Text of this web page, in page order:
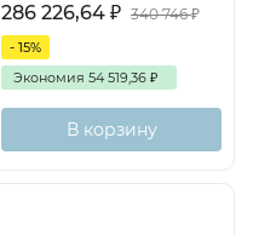
286 226,64 ₽ 340 746₽
- 15%
Экономия 54 519,36 ₽
В корзину